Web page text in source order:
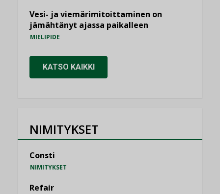
Vesi- ja viemärimitoittaminen on
jämähtänyt ajassa paikalleen
MIELIPIDE
KATSO KAIKKI
NIMITYKSET
Consti
NIMITYKSET
Refair